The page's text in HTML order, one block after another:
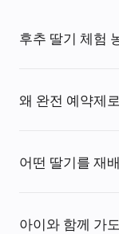
후추 딸기 체험
왜 완전 예약제
어떤 딸기를 재
아이와 함께 가